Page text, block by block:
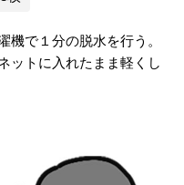
機で１分の脱水を行う。
ットに入れたまま軽くし